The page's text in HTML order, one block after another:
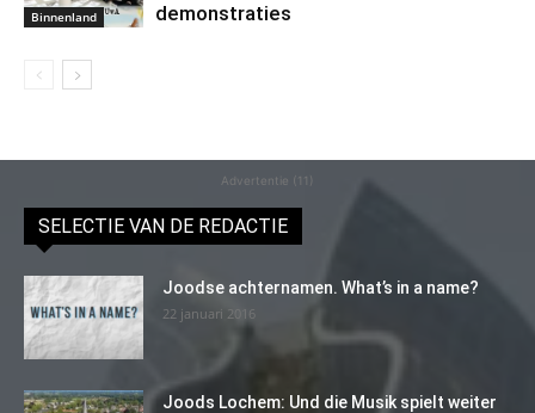
Binnenland
demonstraties
Advertentie (11)
SELECTIE VAN DE REDACTIE
Joodse achternamen. What’s in a name?
22 januari 2016
Joods Lochem: Und die Musik spielt weiter